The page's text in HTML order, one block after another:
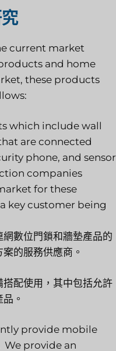
current market
and home
these products
which include wall
are connected
phone, and sensor
companies
for these
key customer being
數位門鎖和牆墊產品的
的服務供應商。
配使用，其中包括允許
品。
provide mobile
provide an